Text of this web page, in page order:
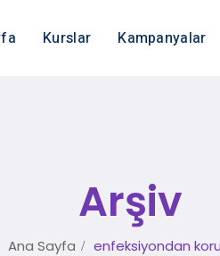
Kurslar Kampanyalar
Arşiv
Ana Sayfa enfeksiyondan